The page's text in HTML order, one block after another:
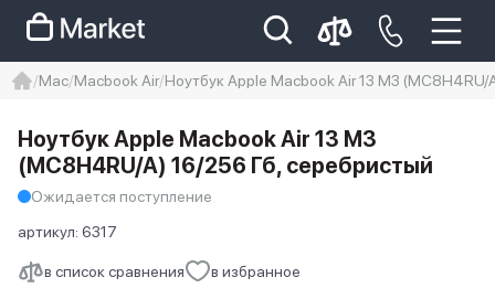
Iphone 14 pro max
айфон 14
Mac Macbook Air Ноутбук Apple Macbook Air 13 M3
в список сравнения в избранное
Ноутбук Apple Macbook Air 13 M3
(MC8H4RU/A) 16/256 Гб, серебристый
Ожидается поступление
артикул: 6317